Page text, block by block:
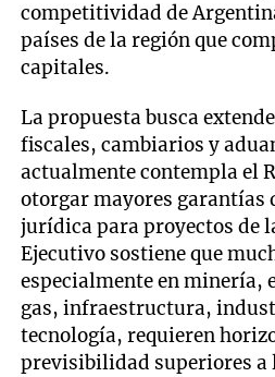
competitividad de
países de la región que
capitales.
La propuesta busca
fiscales, cambiarios y
actualmente contempla el
otorgar mayores garantías
jurídica para proyectos de
Ejecutivo sostiene que
especialmente en minería,
gas, infraestructura,
tecnología, requieren
previsibilidad superiores a